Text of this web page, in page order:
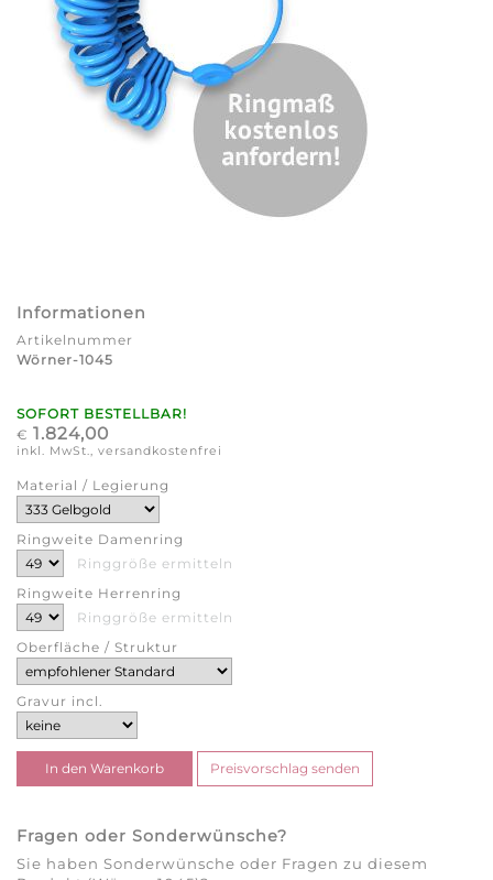
Informationen
Artikelnummer
Wörner-1045
SOFORT BESTELLBAR!
€ 1.824,00
inkl. MwSt., versandkostenfrei
Material / Legierung
Ringweite Damenring
Ringgröße ermitteln
Ringweite Herrenring
Ringgröße ermitteln
Oberfläche / Struktur
Gravur incl.
Fragen oder Sonderwünsche?
Sie haben Sonderwünsche oder Fragen zu diesem